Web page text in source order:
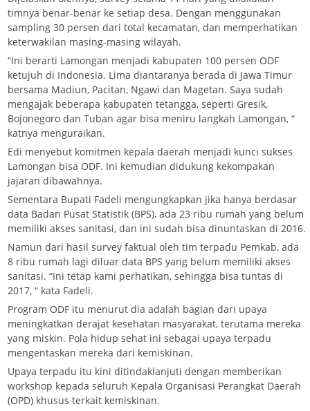
timnya benar-benar ke setiap desa. Dengan menggunakan
sampling 30 persen dari total kecamatan, dan memperhatikan
keterwakilan masing-masing wilayah.
“Ini berarti Lamongan menjadi kabupaten 100 persen ODF
ketujuh di Indonesia. Lima diantaranya berada di Jawa Timur
bersama Madiun, Pacitan, Ngawi dan Magetan. Saya sudah
mengajak beberapa kabupaten tetangga, seperti Gresik,
Bojonegoro dan Tuban agar bisa meniru langkah Lamongan, “
katnya menguraikan.
Edi menyebut komitmen kepala daerah menjadi kunci sukses
Lamongan bisa ODF. Ini kemudian didukung kekompakan
jajaran dibawahnya.
Sementara Bupati Fadeli mengungkapkan jika hanya berdasar
data Badan Pusat Statistik (BPS), ada 23 ribu rumah yang belum
memiliki akses sanitasi, dan ini sudah bisa dinuntaskan di 2016.
Namun dari hasil survey faktual oleh tim terpadu Pemkab, ada
8 ribu rumah lagi diluar data BPS yang belum memiliki akses
sanitasi. “Ini tetap kami perhatikan, sehingga bisa tuntas di
2017, “ kata Fadeli.
Program ODF itu menurut dia adalah bagian dari upaya
meningkatkan derajat kesehatan masyarakat, terutama mereka
yang miskin. Pola hidup sehat ini sebagai upaya terpadu
mengentaskan mereka dari kemiskinan.
Upaya terpadu itu kini ditindaklanjuti dengan memberikan
workshop kepada seluruh Kepala Organisasi Perangkat Daerah
(OPD) khusus terkait kemiskinan.